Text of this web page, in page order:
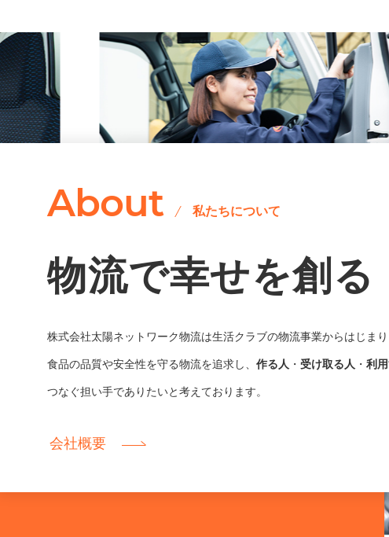
About 私たちについて
物流で幸せを創る
株式会社太陽ネットワーク物流は生活クラブの物流事業からはじまり
食品の品質や安全性を守る物流を追求し、 作る人 ・ 受け取る人 ・ 利
つなぐ担い手でありたいと考えております。
会社概要